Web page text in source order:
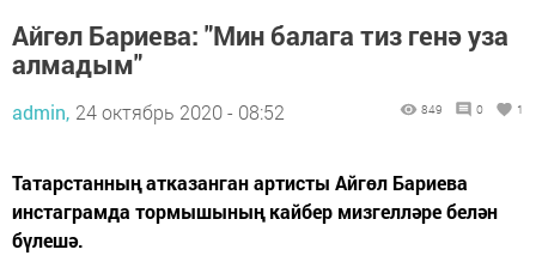
Айгөл Бариева: "Мин балага тиз генә уза
алмадым"
admin, 24 октябрь 2020 - 08:52 849 0 1
Татарстанның атказанган артисты Айгөл Бариева
инстаграмда тормышының кайбер мизгелләре белән
бүлешә.